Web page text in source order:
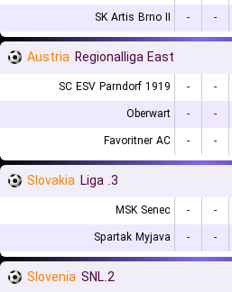
SK Artis Brno II
- -
Austria Regionalliga East
SC ESV Parndorf 1919 - -
Oberwart
- -
Favoritner AC
- -
Slovakia 3. Liga
MSK Senec - -
Spartak Myjava
- -
Slovenia 2.SNL